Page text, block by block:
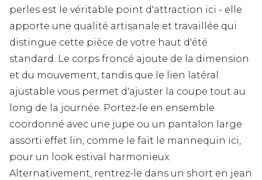
perles est le véritable point d'attraction ici - elle
apporte une qualité artisanale et travaillée qui
distingue cette pièce de votre haut d'été
standard. Le corps froncé ajoute de la dimension
et du mouvement, tandis que le lien latéral
ajustable vous permet d'ajuster la coupe tout au
long de la journée. Portez-le en ensemble
coordonné avec une jupe ou un pantalon large
assorti effet lin, comme le fait le mannequin ici,
pour un look estival harmonieux.
Alternativement, rentrez-le dans un short en jean